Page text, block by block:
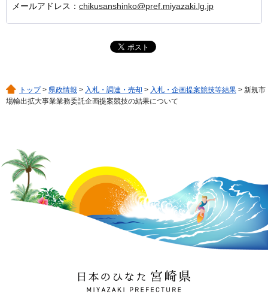
メールアドレス： chikusanshinko@pref.miyazaki.lg.jp
トップ> 県政情報 > 入札・調達・売却 > 入札・企画提案競技等結果 > 新規市
場輸出拡大事業業務委託企画提案競技の結果について
日本のひなた 宮崎県
MIYAZAKI PREFECTURE